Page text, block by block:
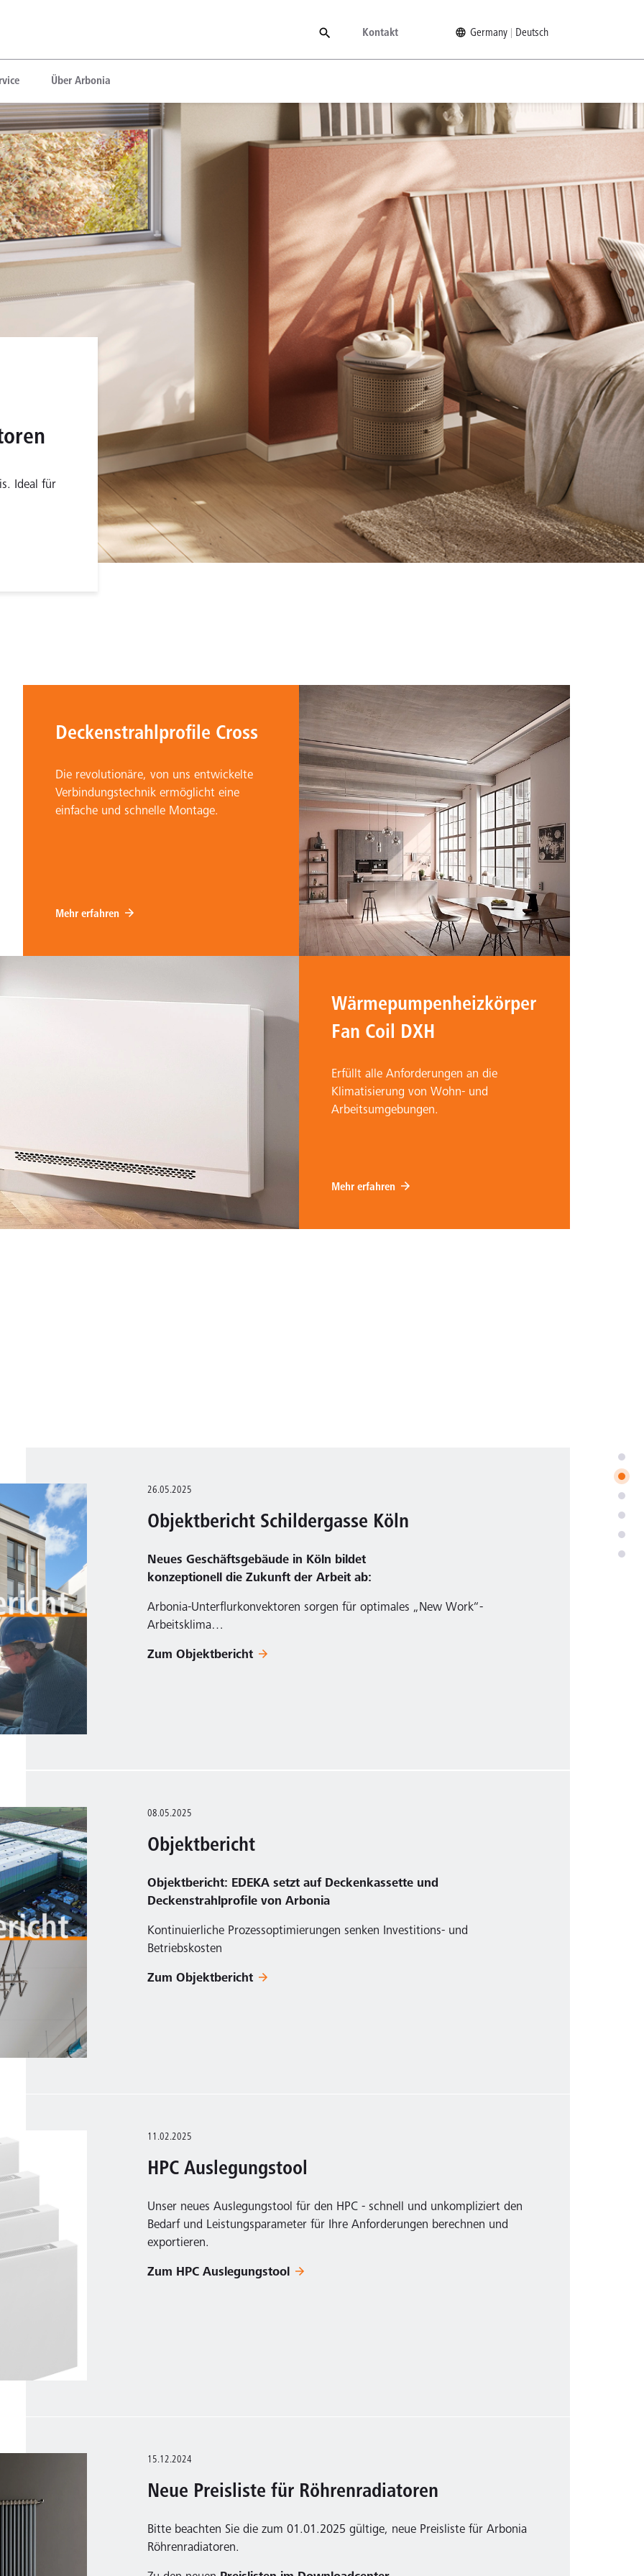
Kontakt Germany Deutsch
Über Arbonia
Ideal für
Deckenstrahlprofile Cross
Die revolutionäre, von uns entwickelte
Verbindungstechnik ermöglicht eine
einfache und schnelle Montage.
Mehr erfahren
Wärmepumpenheizkörper
Fan Coil DXH
Erfüllt alle Anforderungen an die
Klimatisierung von Wohn- und
Arbeitsumgebungen.
Mehr erfahren
26.05.2025
Objektbericht Schildergasse Köln
Neues Geschäftsgebäude in Köln bildet
konzeptionell die Zukunft der Arbeit ab:
Arbonia-Unterflurkonvektoren sorgen für optimales „New Work“-
Arbeitsklima…
Zum Objektbericht
08.05.2025
Objektbericht
Objektbericht: EDEKA setzt auf Deckenkassette und
Deckenstrahlprofile von Arbonia
Kontinuierliche Prozessoptimierungen senken Investitions- und
Betriebskosten
Zum Objektbericht
11.02.2025
HPC Auslegungstool
Unser neues Auslegungstool für den HPC - schnell und unkompliziert den
Bedarf und Leistungsparameter für Ihre Anforderungen berechnen und
exportieren.
Zum HPC Auslegungstool
15.12.2024
Neue Preisliste für Röhrenradiatoren
Bitte beachten Sie die zum 01.01.2025 gültige, neue Preisliste für Arbonia
Röhrenradiatoren.